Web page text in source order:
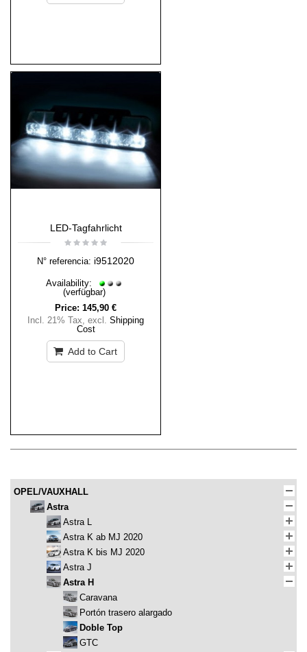
LED-Tagfahrlicht
N° referencia: i9512020
Availability:
(verfügbar)
Price: 145,90 €
Incl. 21% Tax, excl. Shipping
Cost
Add to Cart
OPEL/VAUXHALL
Astra
Astra L
Astra K ab MJ 2020
Astra K bis MJ 2020
Astra J
Astra H
Caravana
Portón trasero alargado
Doble Top
GTC